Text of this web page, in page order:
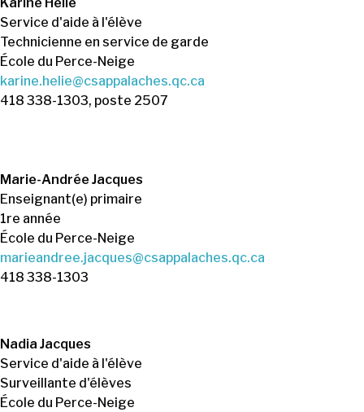
Karine Hélie
Service d'aide à l'élève
Technicienne en service de garde
École du Perce-Neige
karine.helie@csappalaches.qc.ca
418 338-1303, poste 2507
Marie-Andrée Jacques
Enseignant(e) primaire
1re année
École du Perce-Neige
marieandree.jacques@csappalaches.qc.ca
418 338-1303
Nadia Jacques
Service d'aide à l'élève
Surveillante d'élèves
École du Perce-Neige